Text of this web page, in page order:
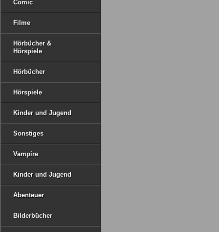
Comic
Filme
Hörbücher &
Hörspiele
Hörbücher
Hörspiele
Kinder und Jugend
Sonstiges
Vampire
Kinder und Jugend
Abenteuer
Bilderbücher